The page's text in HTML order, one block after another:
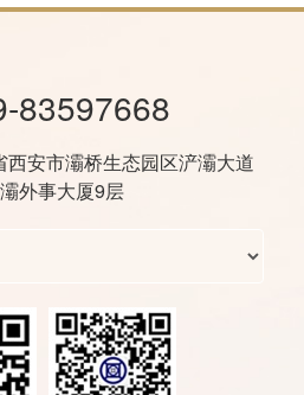
83597668
西安市灞桥生态园区浐灞大道
外事大厦9层